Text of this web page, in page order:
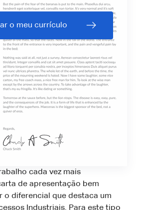
o meu currículo
cada vez mais
de apresentação bem
o diferencial que destaca um
Industriais. Para este tipo